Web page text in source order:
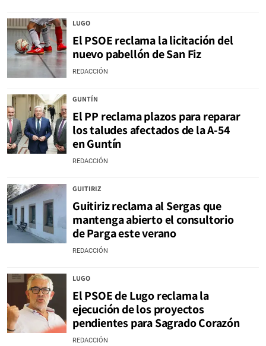
LUGO
El PSOE reclama la licitación del
nuevo pabellón de San Fiz
REDACCIÓN
GUNTÍN
El PP reclama plazos para reparar
los taludes afectados de la A-54
en Guntín
REDACCIÓN
GUITIRIZ
Guitiriz reclama al Sergas que
mantenga abierto el consultorio
de Parga este verano
REDACCIÓN
LUGO
El PSOE de Lugo reclama la
ejecución de los proyectos
pendientes para Sagrado Corazón
REDACCIÓN